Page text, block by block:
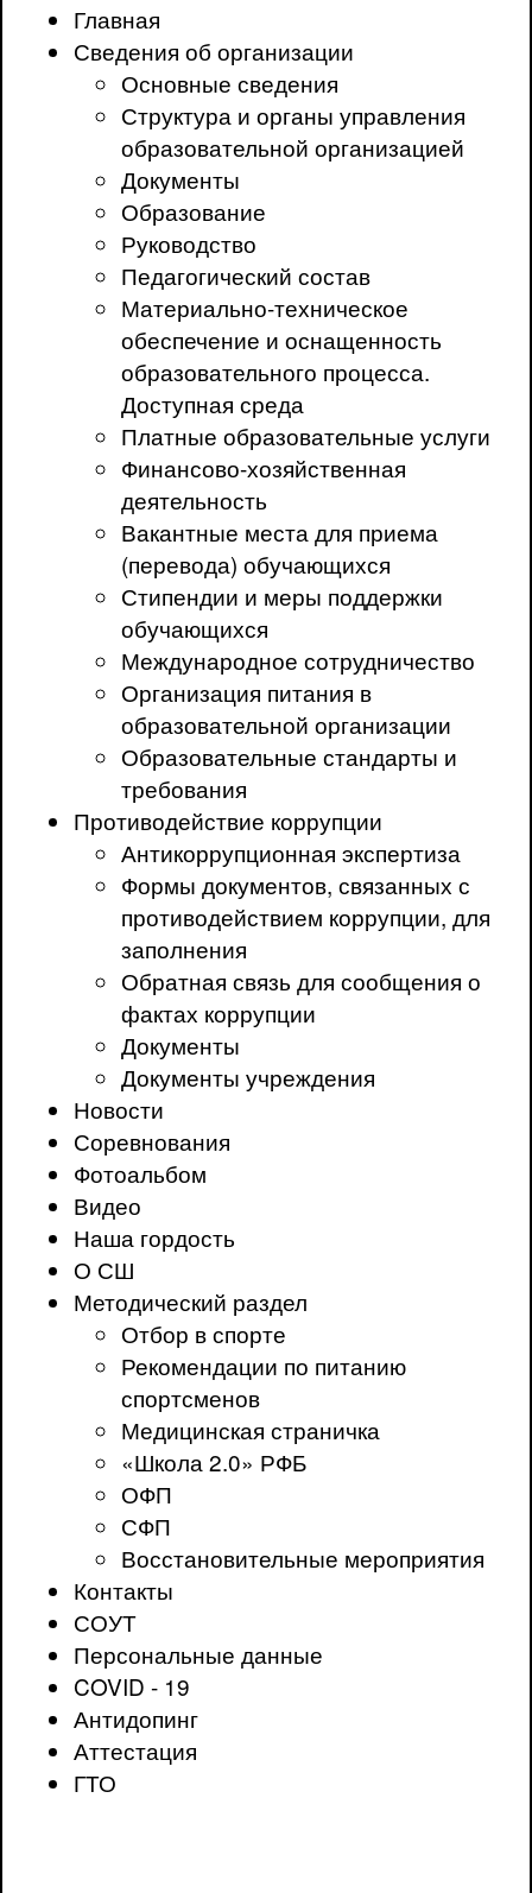
Главная
Сведения об организации
Основные сведения
Структура и органы управления
образовательной организацией
Документы
Образование
Руководство
Педагогический состав
Материально-техническое
обеспечение и оснащенность
образовательного процесса.
Доступная среда
Платные образовательные услуги
Финансово-хозяйственная
деятельность
Вакантные места для приема
(перевода) обучающихся
Стипендии и меры поддержки
обучающихся
Международное сотрудничество
Организация питания в
образовательной организации
Образовательные стандарты и
требования
Противодействие коррупции
Антикоррупционная экспертиза
Формы документов, связанных с
противодействием коррупции, для
заполнения
Обратная связь для сообщения о
фактах коррупции
Документы
Документы учреждения
Новости
Соревнования
Фотоальбом
Видео
Наша гордость
О СШ
Методический раздел
Отбор в спорте
Рекомендации по питанию
спортсменов
Медицинская страничка
«Школа 2.0» РФБ
ОФП
СФП
Восстановительные мероприятия
Контакты
СОУТ
Персональные данные
COVID - 19
Антидопинг
Аттестация
ГТО